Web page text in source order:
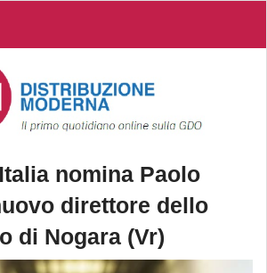
nomina Paolo
direttore dello
di Nogara (Vr)